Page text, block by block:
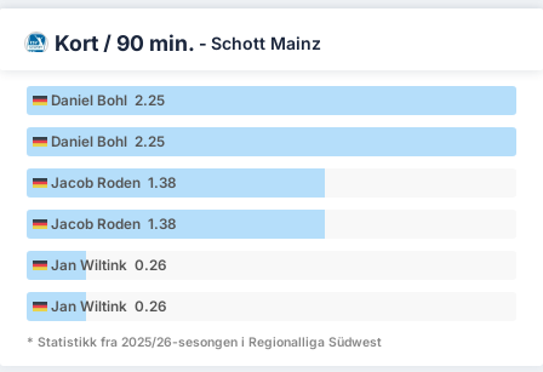
Kort / 90 min. - Schott Mainz
Daniel Bohl 2.25
Daniel Bohl 2.25
Jacob Roden 1.38
Jacob Roden 1.38
Jan Wiltink 0.26
Jan Wiltink 0.26
* Statistikk fra 2025/26-sesongen i Regionalliga Südwest